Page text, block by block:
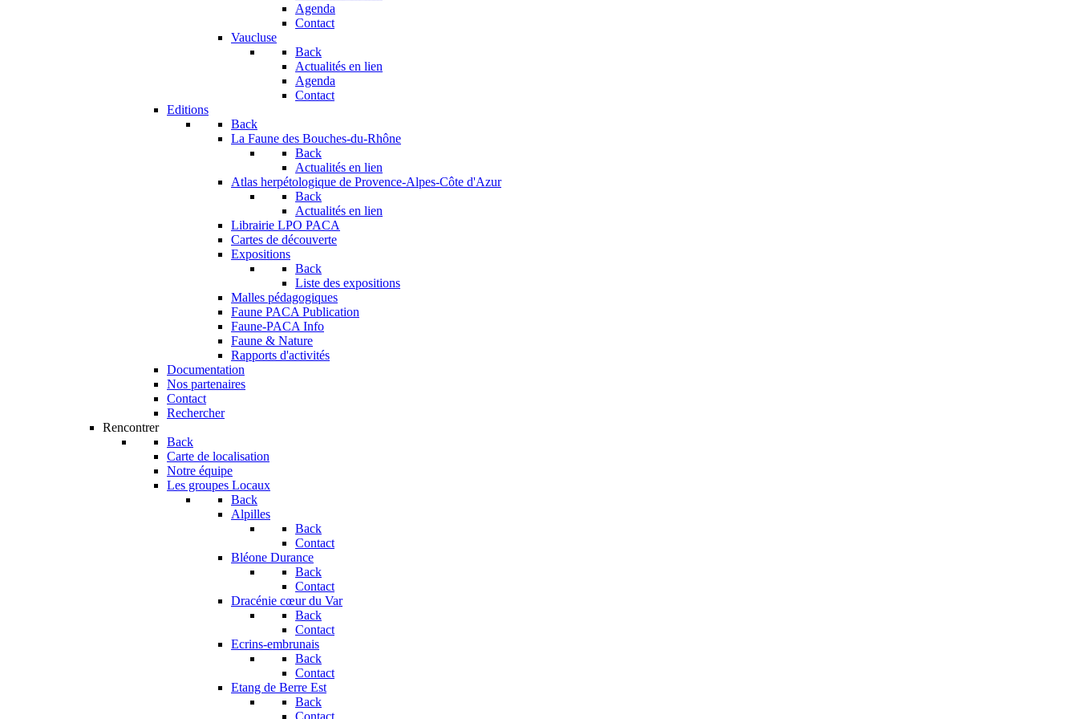
Agenda
Contact
Vaucluse
Back
Actualités en lien
Agenda
Contact
Editions
Back
La Faune des Bouches-du-Rhône
Back
Actualités en lien
Atlas herpétologique de Provence-Alpes-Côte d'Azur
Back
Actualités en lien
Librairie LPO PACA
Cartes de découverte
Expositions
Back
Liste des expositions
Malles pédagogiques
Faune PACA Publication
Faune-PACA Info
Faune & Nature
Rapports d'activités
Documentation
Nos partenaires
Contact
Rechercher
Rencontrer
Back
Carte de localisation
Notre équipe
Les groupes Locaux
Back
Alpilles
Back
Contact
Bléone Durance
Back
Contact
Dracénie cœur du Var
Back
Contact
Ecrins-embrunais
Back
Contact
Etang de Berre Est
Back
Contact